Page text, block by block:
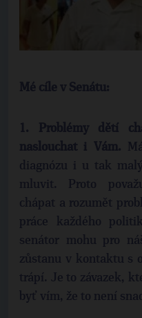
Mé cíle v Senátu:
1.
Problémy dětí
naslouchat i Vám.
diagnózu i u tak
mluvit. Proto
chápat a rozumět
práce každého
senátor mohu pro
zůstanu v kontaktu s
trápí. Je to závazek,
byť vím, že to není